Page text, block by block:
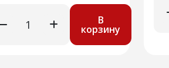
В
корзину